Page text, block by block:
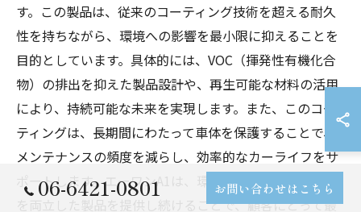
す。この製品は、従来のコーティング技術を超える耐久
性を持ちながら、環境への影響を最小限に抑えることを
目的としています。具体的には、VOC（揮発性有機化合
物）の排出を抑えた製品設計や、再生可能な材料の活用
により、持続可能な未来を実現します。また、このコー
ティングは、長期間にわたって車体を保護することで、
メンテナンスの頻度を減らし、効率的なカーライフをサ
ポートします。エーワンA1は、環境への配慮と高い品質
を両立した製品を提供し続けることで、顧客にとって最
06-6421-0801 お問い合わせはこちら